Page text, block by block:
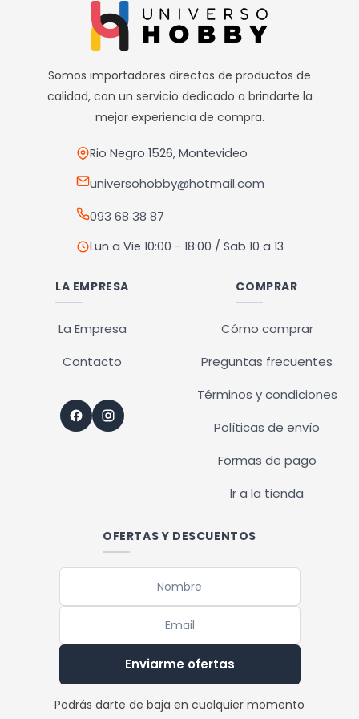
Somos importadores directos de productos de
calidad, con un servicio dedicado a brindarte la
mejor experiencia de compra.
Rio Negro 1526, Montevideo
universohobby@hotmail.com
093 68 38 87
Lun a Vie 10:00 - 18:00 / Sab 10 a 13
LA EMPRESA
La Empresa
Contacto
COMPRAR
Cómo comprar
Preguntas frecuentes
Términos y condiciones
Políticas de envío
Formas de pago
Ir a la tienda
OFERTAS Y DESCUENTOS
Enviarme ofertas
Podrás darte de baja en cualquier momento